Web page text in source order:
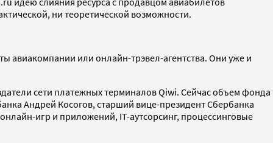
ни теоретической возможности.
авиакомпании или онлайн-трэвел-агентства. Они уже и
сети платежных терминалов Qiwi. Сейчас объем фонда
Андрей Косогов, старший вице-президент Сбербанка
игр и приложений, IT-аутсорсинг, процессинговые